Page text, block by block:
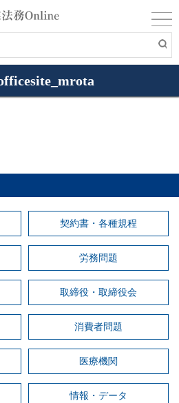
契約書・各種規程
労務問題
取締役・取締役会
消費者問題
医療機関
情報・データ